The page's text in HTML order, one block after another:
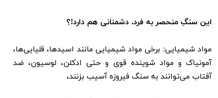
این سنگِ منحصر به فرد، دشمنانی هم دارد!؟
مواد شیمیایی: برخی مواد شیمیایی مانند اسیدها، قلیایی‌ها،
آمونیاک و مواد شوینده قوی و حتی ادکلن، لوسیون، ضد
آفتاب می‌توانند به سنگ فیروزه آسیب بزنند،